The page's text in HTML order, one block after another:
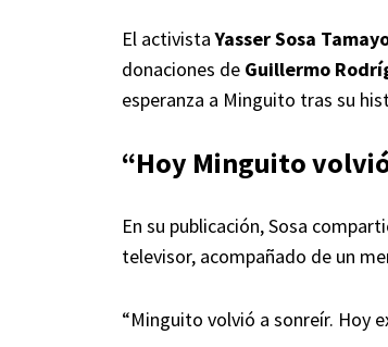
El activistaYasser Sosa
donaciones de Guillermo
esperanza a Minguito tras su
“Hoy Minguito
En su publicación, Sosa
televisor, acompañado de un
“Minguito volvió a sonreír. Hoy